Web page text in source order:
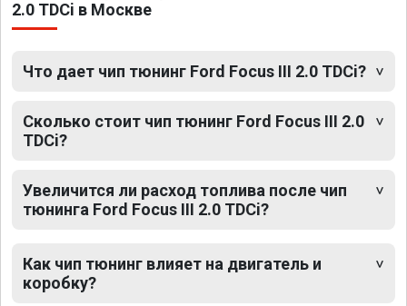
2.0 TDCi в Москве
Что дает чип тюнинг Ford Focus III 2.0 TDCi?
Сколько стоит чип тюнинг Ford Focus III 2.0
TDCi?
Увеличится ли расход топлива после чип
тюнинга Ford Focus III 2.0 TDCi?
Как чип тюнинг влияет на двигатель и
коробку?